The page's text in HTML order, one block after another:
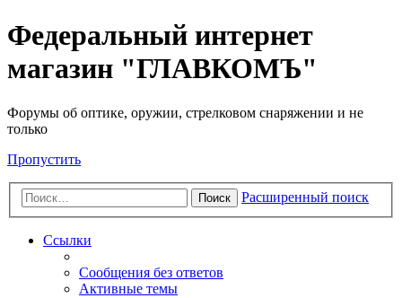
Федеральный интернет
магазин "ГЛАВКОМЪ"
Форумы об оптике, оружии, стрелковом снаряжении и не
только
Пропустить
Поиск Расширенный поиск
Ссылки
Сообщения без ответов
Активные темы